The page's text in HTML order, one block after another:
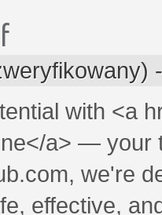
with <a
a> — your
we're
effective,